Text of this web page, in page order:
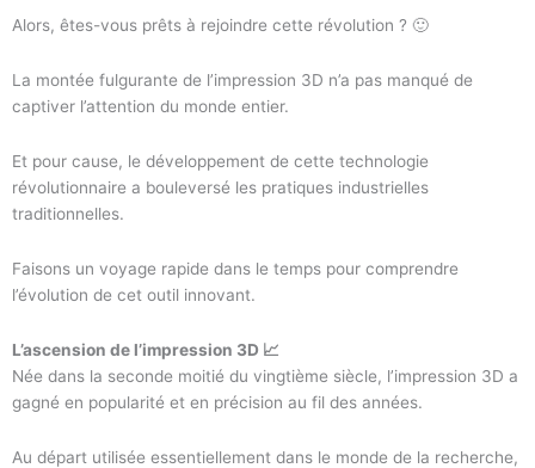
Alors, êtes-vous prêts à rejoindre cette révolution ? 🙂
La montée fulgurante de l’impression 3D n’a pas manqué de
captiver l’attention du monde entier.
Et pour cause, le développement de cette technologie
révolutionnaire a bouleversé les pratiques industrielles
traditionnelles.
Faisons un voyage rapide dans le temps pour comprendre
l’évolution de cet outil innovant.
L’ascension de l’impression 3D 📈
Née dans la seconde moitié du vingtième siècle, l’impression 3D a
gagné en popularité et en précision au fil des années.
Au départ utilisée essentiellement dans le monde de la recherche,